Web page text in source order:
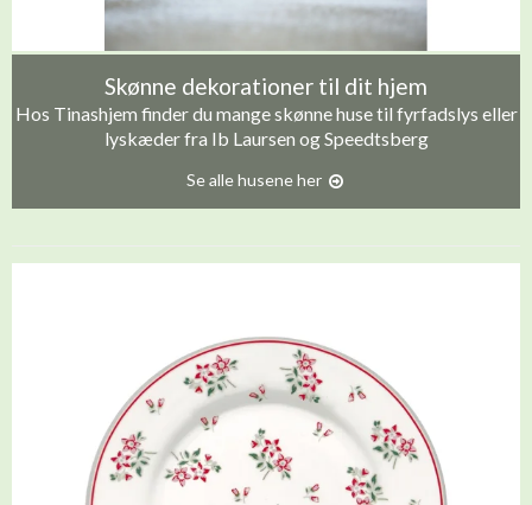
Skønne dekorationer til dit hjem
Hos Tinashjem finder du mange skønne huse til fyrfadslys eller
lyskæder fra Ib Laursen og Speedtsberg
Se alle husene her